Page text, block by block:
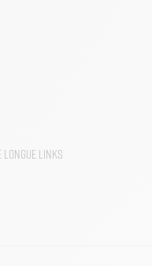
Links